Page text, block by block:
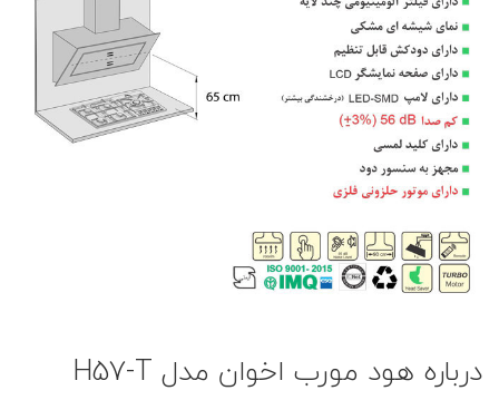
درباره هود مورب اخوان مدل H57-T